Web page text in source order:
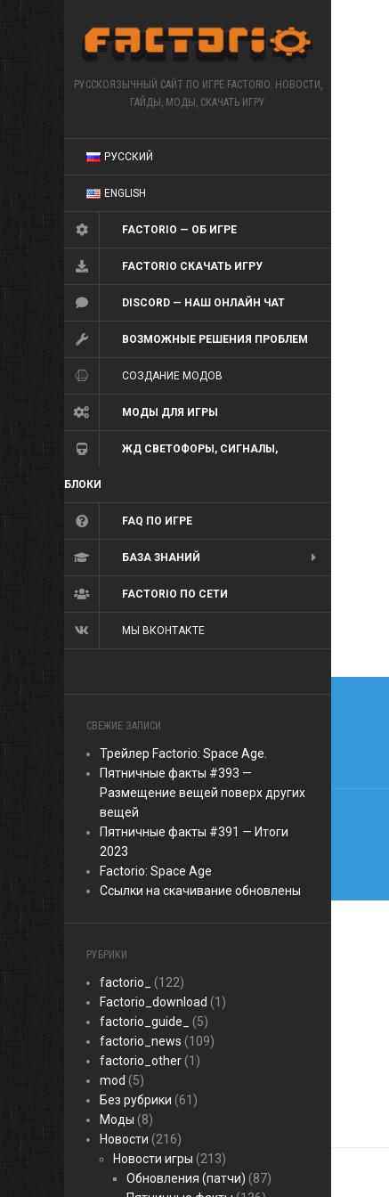
РУССКОЯЗЫЧНЫЙ САЙТ ПО ИГРЕ FACTORIO. НОВОСТИ,
ГАЙДЫ, МОДЫ, СКАЧАТЬ ИГРУ
РУССКИЙ
ENGLISH
FACTORIO — ОБ ИГРЕ
FACTORIO СКАЧАТЬ ИГРУ
DISCORD — НАШ ОНЛАЙН ЧАТ
ВОЗМОЖНЫЕ РЕШЕНИЯ ПРОБЛЕМ
СОЗДАНИЕ МОДОВ
МОДЫ ДЛЯ ИГРЫ
ЖД СВЕТОФОРЫ, СИГНАЛЫ,
БЛОКИ
FAQ ПО ИГРЕ
БАЗА ЗНАНИЙ
FACTORIO ПО СЕТИ
МЫ ВКОНТАКТЕ
СВЕЖИЕ ЗАПИСИ
Трейлер Factorio: Space Age.
Пятничные факты #393 —
Размещение вещей поверх других
вещей
Пятничные факты #391 — Итоги
2023
Factorio: Space Age
Ссылки на скачивание обновлены
РУБРИКИ
factorio_
(122)
Factorio_download (1)
factorio_guide_
(5)
factorio_news (109)
factorio_other (1)
mod (5)
Без рубрики (61)
Моды (8)
Новости (216)
Новости игры (213)
Обновления (патчи) (87)